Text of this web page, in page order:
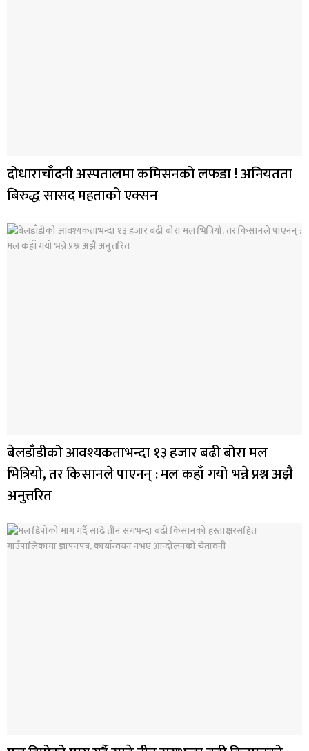
दोधाराचाँदनी अस्पतालमा कमिसनको लफडा ! अनियतता
बिरुद्ध सासद महताको एक्सन
बेलडाँडीको आवश्यकताभन्दा १३ हजार बढी बोरा मल
भित्रियो, तर किसानले पाएनन् : मल कहाँ गयो भन्ने प्रश्न अझै
अनुत्तरित